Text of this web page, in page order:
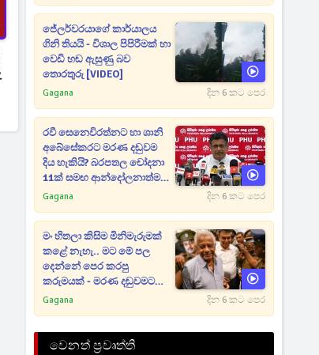
ජේලර්වරයාගේ කාර්යාලය
ගිනි තියයි - විශාල පිපිරීමක් හා
වෙඩි හඬ ඇසුණු බව
තොරතුරු [VIDEO]
Gagana දින 6 කට පෙර
රවී සෙනෙවිරත්නට හා ශානි
අබේසේකරට මරණ දඬුවම
දිය හැකියි? බරපතල චෝදනා
11ක් සමඟ ආන්දෝලනාත්මක
ප්‍රකාශයක් [VIDEO]
Gagana දින 6 කට පෙර
මං හිතලා කිසිම මිනිමැරුමක්
කළේ නැහැ.. මට මේ පල
දෙන්නේ පෙර කරපු
කරුමයක් - මරණ දඬුවමට
කළින් කට ඇරපු පූජිත් හඬා
Gagana දින 6 කට පෙර
වෙනත් ප්‍රවෘත්ති